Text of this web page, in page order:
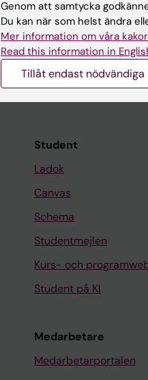
ansvarig för
(2011-2014)
Student
Ladok
Canvas
Schema
Studentmejlen
Kurs- och
Student på KI
Medarbetare
Medarbetarportalen
Genom att samtycka
Du kan när som helst ändra
Mer information om våra kakor
Read this information in
Tillåt endast nödvändiga